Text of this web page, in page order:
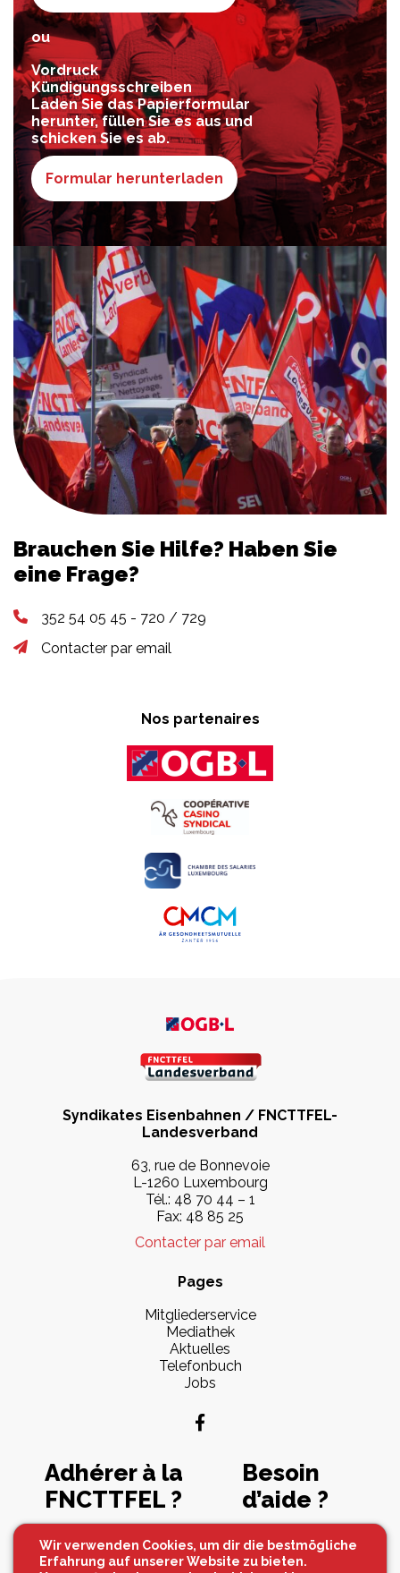
ou
Vordruck
Kündigungsschreiben
Laden Sie das Papierformular
herunter, füllen Sie es aus und
schicken Sie es ab.
Formular herunterladen
Brauchen Sie Hilfe? Haben Sie
eine Frage?
352 54 05 45 - 720 / 729
Contacter par email
Nos partenaires
Syndikates Eisenbahnen / FNCTTFEL-
Landesverband
63, rue de Bonnevoie
L-1260 Luxembourg
Tél.: 48 70 44 – 1
Fax: 48 85 25
Contacter par email
Pages
Mitgliederservice
Mediathek
Aktuelles
Telefonbuch
Jobs
Adhérer à la
FNCTTFEL ?
Souscrire maintenant
Besoin
d’aide ?
Contactez-nous
Wir verwenden Cookies, um dir die bestmögliche
Erfahrung auf unserer Website zu bieten.